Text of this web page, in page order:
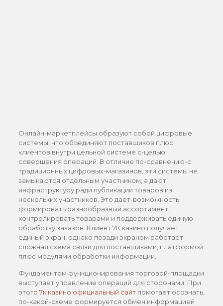
Онлайн-маркетплейсы образуют собой цифровые
системы, что объединяют поставщиков плюс
клиентов внутри цельной системе с-целью
совершения операций. В отличие по-сравнению-с
традиционных цифровых-магазинов, эти системы не
замыкаются отдельным участником, а дают
инфраструктуру ради публикации товаров из
нескольких участников. Это дает-возможность
формировать разнообразный ассортимент,
контролировать товарами и поддерживать единую
обработку заказов. Клиент 7К казино получает
единый экран, однако позади экраном работает
сложная схема связи для поставщиками, платформой
плюс модулями обработки информации.
Фундаментом функционирования торговой-площадки
выступает управление операций для сторонами. При
этого 7к казино официальный сайтпомогает осознать,
по-какой-схеме формируется обмен информацией